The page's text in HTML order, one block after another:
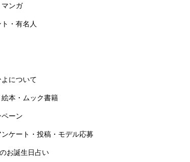
マンガ
・有名人
について
本・ムック書籍
ーン
ケート・投稿・モデル応募
お誕生日占い